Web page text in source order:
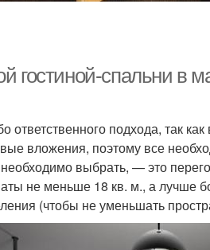
гостиной-спальни в
ответственного подхода, так
вложения, поэтому все
выбрать, — это
не меньше 18 кв. м., а лучше
(чтобы не уменьшать